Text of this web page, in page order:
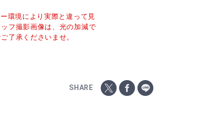
環境により実際と違って見
フ撮影画像は、光の加減で
了承くださいませ。
SHARE